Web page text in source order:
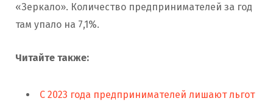
«Зеркало». Количество предпринимателей за год
там упало на 7,1%.
Читайте также:
С 2023 года предпринимателей лишают льгот